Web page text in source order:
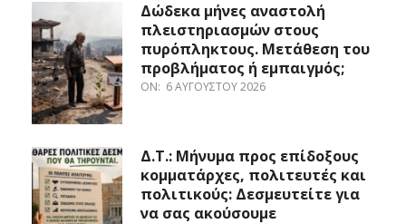
Δώδεκα μήνες αναστολή
πλειστηριασμών στους
πυρόπληκτους. Μετάθεση του
προβλήματος ή εμπαιγμός;
ON: 6 ΑΥΓΟΎΣΤΟΥ 2026
Δ.Τ.: Μήνυμα προς επίδοξους
κομματάρχες, πολιτευτές και
πολιτικούς: Δεσμευτείτε για
να σας ακούσουμε